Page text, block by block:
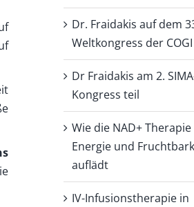
Dr. Fraidakis auf dem
Weltkongress der COGI
Dr Fraidakis am 2.
Kongress teil
Wie die NAD+
Energie und
auflädt
IV-Infusionstherapie in